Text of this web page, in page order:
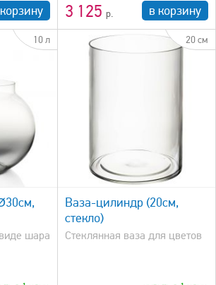
3 125 в корзину
10 л
шара
20 см
Ваза-цилиндр (20см,
стекло)
Стеклянная ваза для цветов